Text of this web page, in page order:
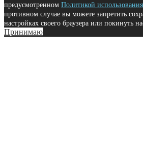
предусмотренном Политикой
противном случае вы можете запретить
настройках своего браузера или покинуть
Принимаю